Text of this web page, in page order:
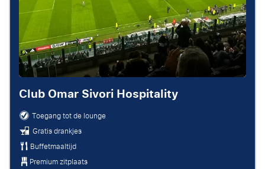
Club Omar Sivori Hospitality
Toegang tot de lounge
Gratis drankjes
Buffetmaaltijd
Premium zitplaats